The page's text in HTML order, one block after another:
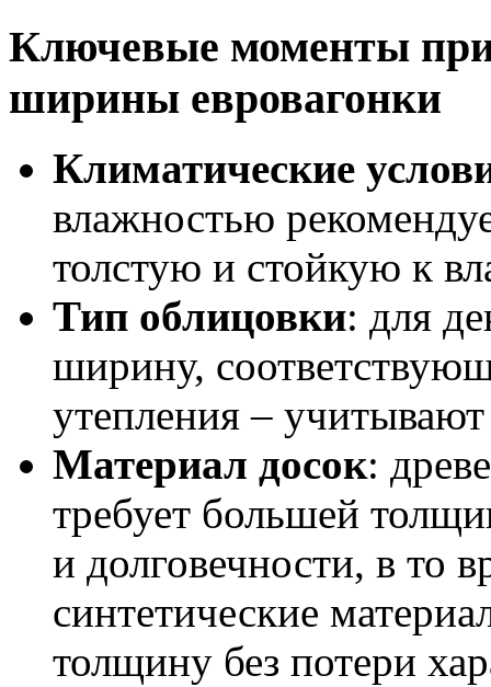
Ключевые моменты
ширины евровагонки
Климатические
влажностью
толстую и стойкую к
Тип облицовки: для
ширину,
утепления –
Материал досок:
требует большей
и долговечности, в то
синтетические
толщину без потери